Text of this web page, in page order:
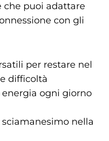
che puoi adattare
con gli
per restare nel
difficoltà
ogni giorno
nella